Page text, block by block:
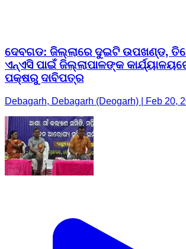
ଦେବଗଡ: ଜିଲ୍ଲାରେ ଦୁଇଟି ଉପଖଣ୍ଡ,
ଏନ୍‌ଏସି ପାଇଁ ଜିଲ୍ଲାପାଳଙ୍କ
ପକ୍ଷରୁ ଦାବିପତ୍ର
Debagarh, Debagarh (Deogarh) | Feb 20,